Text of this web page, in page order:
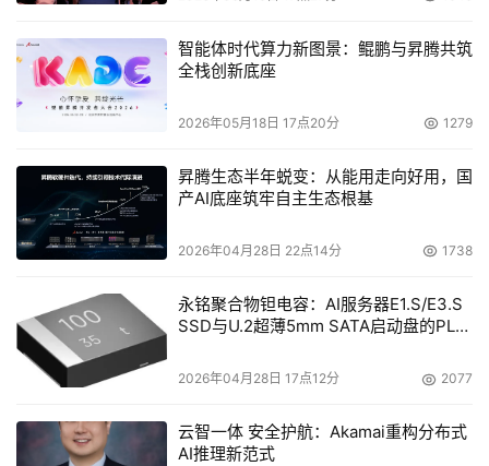
防治提供决策支持，该成果已入选国资委首批央企人工智能
战略性高价值场景。在本次云栖大会上，中国煤科与阿里云
签署战略合作协议，将围绕云计算和AI技术领域展开深度合
作，共同建设煤炭行业人工智能基础平台。
智能体时代算力新图景：鲲鹏与昇腾共筑
全栈创新底座
2026年05月18日 17点20分 1279
昇腾生态半年蜕变：从能用走向好用，国
产AI底座筑牢自主生态根基
2026年04月28日 22点14分 1738
永铭聚合物钽电容：AI服务器E1.S/E3.S
SSD与U.2超薄5mm SATA启动盘的PLP
2026年04月28日 17点12分 2077
云智一体 安全护航：Akamai重构分布式
AI推理新范式